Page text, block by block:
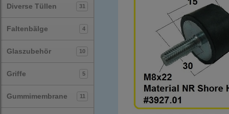
Diverse Tüllen 31
Faltenbälge 4
Glaszubehör 10
Griffe 5
Gummimembrane 11